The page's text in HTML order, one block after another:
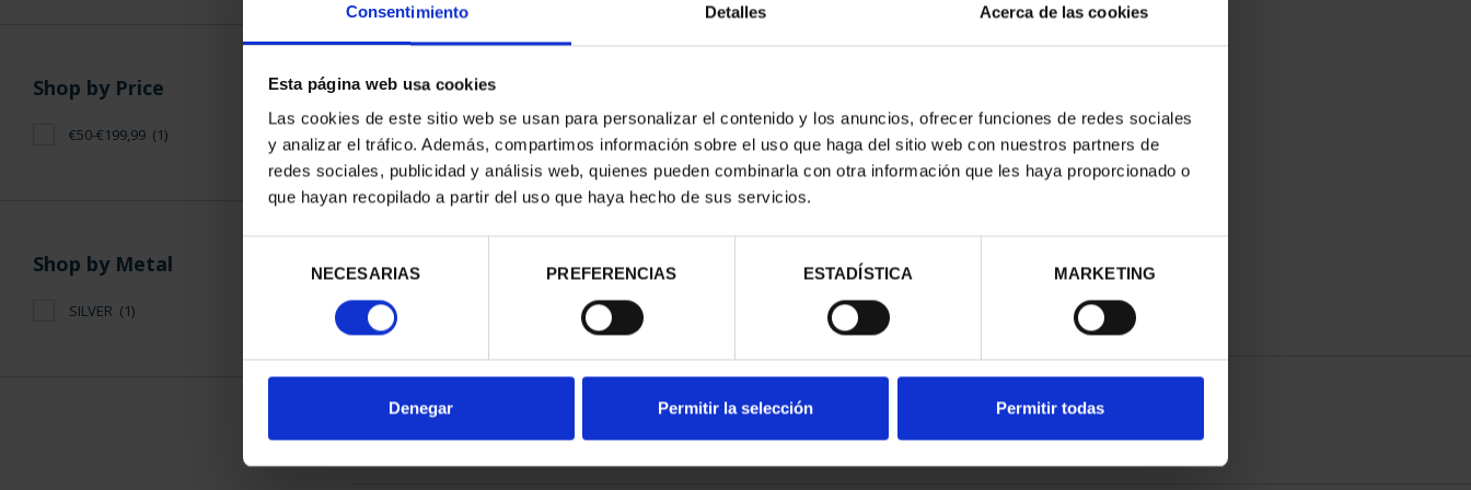
Consentimiento Detalles Acerca de las cookies
Esta página web usa cookies
Las cookies de este sitio web se usan para personalizar el contenido y los anuncios, ofrecer funciones de redes sociales
y analizar el tráfico. Además, compartimos información sobre el uso que haga del sitio web con nuestros partners de
redes sociales, publicidad y análisis web, quienes pueden combinarla con otra información que les haya proporcionado o
que hayan recopilado a partir del uso que haya hecho de sus servicios.
consentimiento
NECESARIAS PREFERENCIAS ESTADÍSTICA MARKETING
Denegar Permitir la selección Permitir todas
Shop by Price
€50-€199,99 (1)
Shop by Metal
SILVER (1)
WORLD HERITAGE CITIES III -
TARRAGONA
SORT BY: